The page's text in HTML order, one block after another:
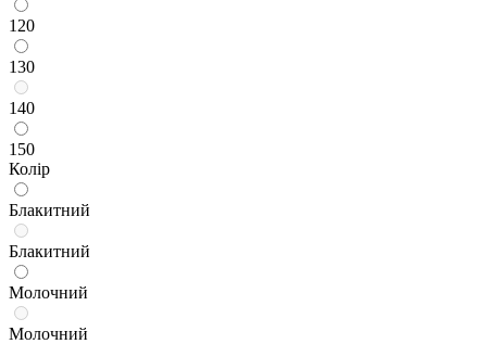
120
130
140
150
Колір
Блакитний
Блакитний
Молочний
Молочний